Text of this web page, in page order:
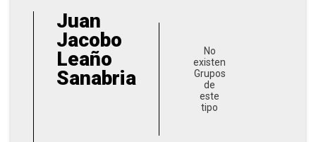
Juan
Jacobo
Leaño
Sanabria
No
existen
Grupos
de
este
tipo